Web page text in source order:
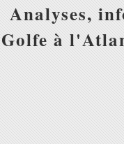
Analyses,
Golfe à